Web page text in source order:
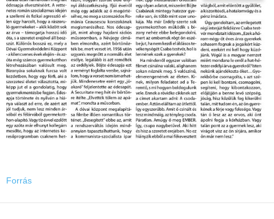
Forrás